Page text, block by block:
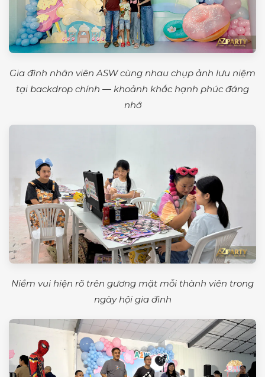
Gia đình nhân viên ASW cùng nhau chụp ảnh lưu niệm
tại backdrop chính — khoảnh khắc hạnh phúc đáng
nhớ
Niềm vui hiện rõ trên gương mặt mỗi thành viên trong
ngày hội gia đình